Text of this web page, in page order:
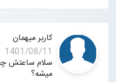
کاربر میهمان
1401/08/11
سلام ساعتش
میشه؟